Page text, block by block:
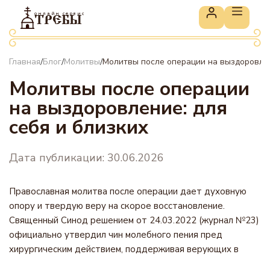
онлайн сервис
ТРЕБЫ
Главная/Блог/Молитвы/Молитвы после операции на
Молитвы после операции
на выздоровление: для
себя и близких
Дата публикации: 30.06.2026
Православная молитва после операции дает духовную
опору и твердую веру на скорое восстановление.
Священный Синод решением от 24.03.2022 (журнал №23)
официально утвердил чин молебного пения пред
хирургическим действием, поддерживая верующих в